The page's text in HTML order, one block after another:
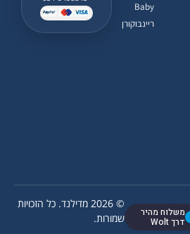
משלוח מהיר
דרך Wolt
© 2026 מדילנד. כל הזכויות
שמורות.
Baby
ריינבוקורן